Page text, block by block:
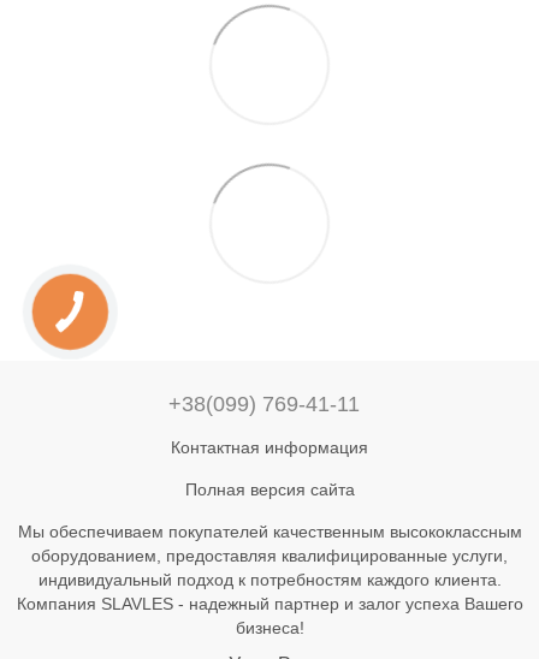
+38(099) 769-41-11
Контактная информация
Полная версия сайта
Мы обеспечиваем покупателей качественным высококлассным
оборудованием, предоставляя квалифицированные услуги,
индивидуальный подход к потребностям каждого клиента.
Компания SLAVLES - надежный партнер и залог успеха Вашего
бизнеса!